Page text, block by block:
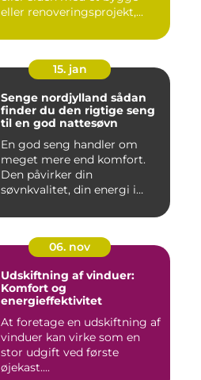
eller renoveringsprojekt,...
15. jan
Senge nordjylland sådan
finder du den rigtige seng
til en god nattesøvn
En god seng handler om
meget mere end komfort.
Den påvirker din
søvnkvalitet, din energi i
06. nov
Udskiftning af vinduer:
Komfort og
energieffektivitet
At foretage en udskiftning af
vinduer kan virke som en
stor udgift ved første
øjekast....